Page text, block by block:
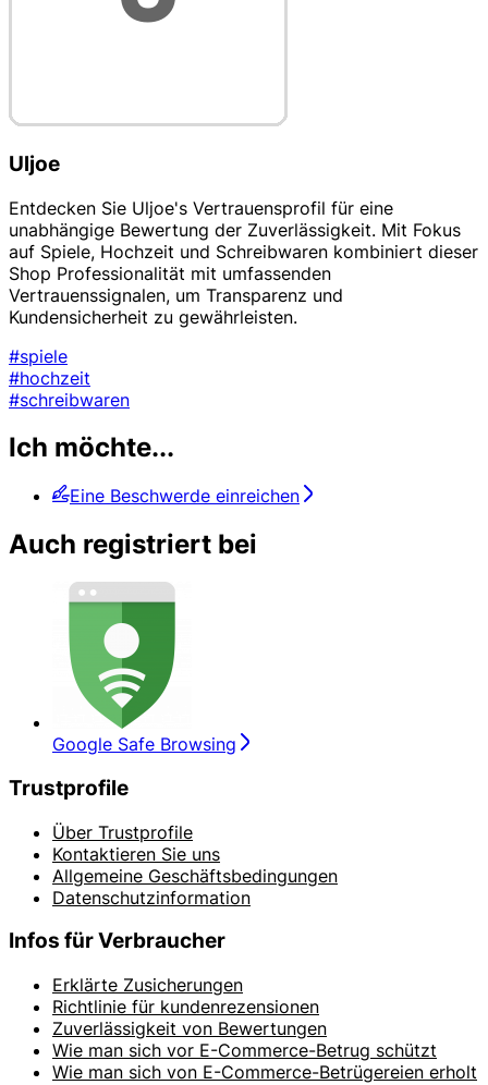
Uljoe
Entdecken Sie Uljoe's Vertrauensprofil für eine
unabhängige Bewertung der Zuverlässigkeit. Mit Fokus
auf Spiele, Hochzeit und Schreibwaren kombiniert dieser
Shop Professionalität mit umfassenden
Vertrauenssignalen, um Transparenz und
Kundensicherheit zu gewährleisten.
#spiele
#hochzeit
#schreibwaren
Ich möchte...
Eine Beschwerde einreichen
Auch registriert bei
Google Safe Browsing
Trustprofile
Über Trustprofile
Kontaktieren Sie uns
Allgemeine Geschäftsbedingungen
Datenschutzinformation
Infos für Verbraucher
Erklärte Zusicherungen
Richtlinie für kundenrezensionen
Zuverlässigkeit von Bewertungen
Wie man sich vor E-Commerce-Betrug schützt
Wie man sich von E-Commerce-Betrügereien erholt